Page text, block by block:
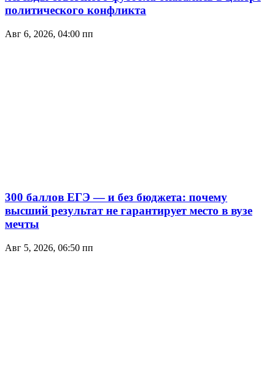
политического конфликта
Авг 6, 2026, 04:00 пп
300 баллов ЕГЭ — и без бюджета: почему
высший результат не гарантирует место в вузе
мечты
Авг 5, 2026, 06:50 пп